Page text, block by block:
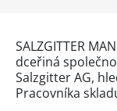
SALZGITTER
dceřiná
Salzgitter AG,
Pracovníka